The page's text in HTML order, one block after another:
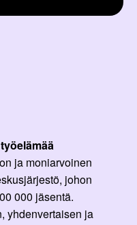
ja moniarvoinen
johon
000 jäsentä.
yhdenvertaisen ja